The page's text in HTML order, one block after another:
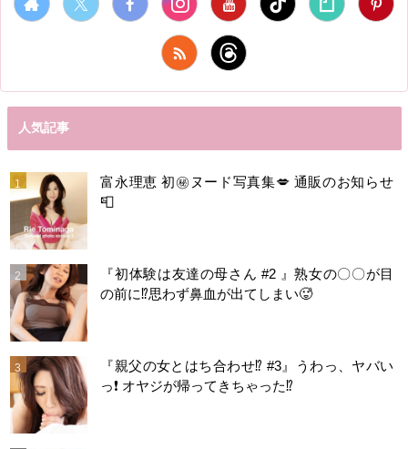
人気記事
富永理恵 初㊙️ヌード写真集💋 通販のお知らせ
📮
『初体験は友達の母さん #2 』熟女の〇〇が目
の前に⁉️思わず鼻血が出てしまい🥵
『親父の女とはち合わせ⁉︎ #3』うわっ、ヤバい
っ❗️ オヤジが帰ってきちゃった⁉️